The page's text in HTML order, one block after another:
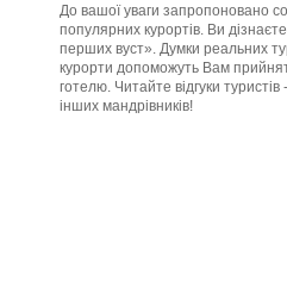
До вашої уваги запропоновано
популярних курортів. Ви
перших вуст». Думки реальних
курорти допоможуть Вам
готелю. Читайте відгуки
інших мандрівників!